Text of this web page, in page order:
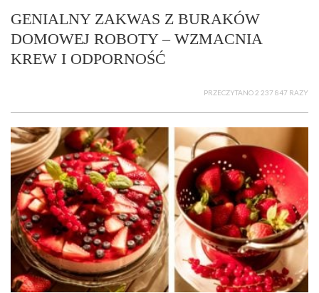
GENIALNY ZAKWAS Z BURAKÓW
DOMOWEJ ROBOTY – WZMACNIA
KREW I ODPORNOŚĆ
PRZECZYTANO 2 237 847 RAZY